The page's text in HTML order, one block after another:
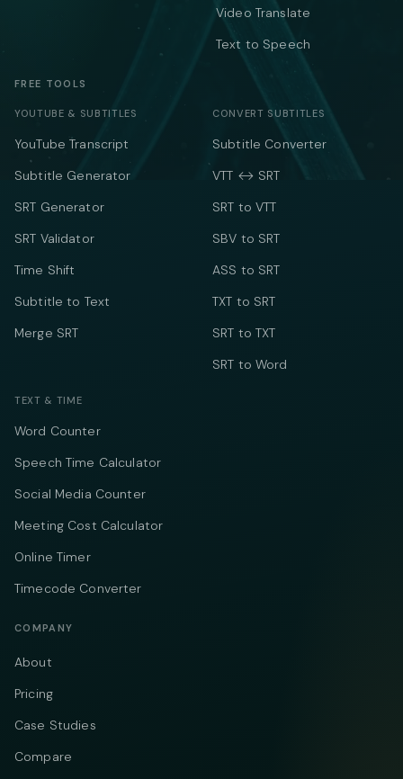
Video Translate
Text to Speech
FREE TOOLS
YOUTUBE & SUBTITLES
YouTube Transcript
Subtitle Generator
SRT Generator
SRT Validator
Time Shift
Subtitle to Text
Merge SRT
CONVERT SUBTITLES
Subtitle Converter
VTT ↔ SRT
SRT to VTT
SBV to SRT
ASS to SRT
TXT to SRT
SRT to TXT
SRT to Word
TEXT & TIME
Word Counter
Speech Time Calculator
Social Media Counter
Meeting Cost Calculator
Online Timer
Timecode Converter
COMPANY
About
Pricing
Case Studies
Compare